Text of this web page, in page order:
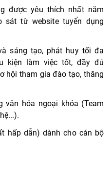
được yêu thích nhất năm
sát từ website tuyển dụng
sáng tạo, phát huy tối đa
kiện làm việc tốt, đầy đủ
hội tham gia đào tạo, thăng
văn hóa ngoại khóa (Team
hấp dẫn) dành cho cán bộ